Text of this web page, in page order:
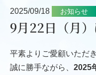
2025/09/18 お知らせ
9月22日（月
平素よりご愛顧いただ
誠に勝手ながら、 2025